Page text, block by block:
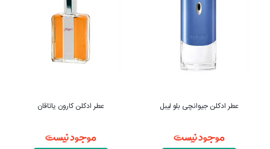
عطر ادکلن جیوانچی بلو لیبل
موجود نیست
عطر ادکلن کارون یاتاقان
موجود نیست